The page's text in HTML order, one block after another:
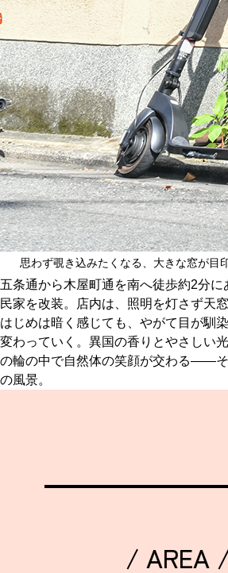
思わず覗き込みたくなる、大きな窓が目
五条通から木屋町通を南へ徒歩約2分
民家を改装。店内は、照明を灯さず天
はじめは暗く感じても、やがて目が馴
変わっていく。異国の香りとやさしい
の輪の中で自然体の笑顔が交わる——
の風景。
/ AREA